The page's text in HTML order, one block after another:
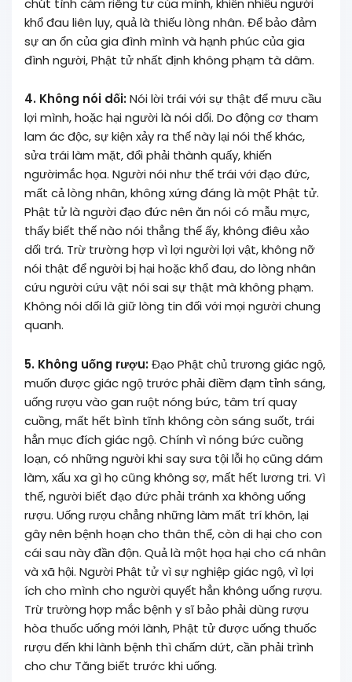
chút tình cảm riêng tư của mình, khiến nhiều người
khổ đau liên lụy, quả là thiếu lòng nhân. Để bảo đảm
sự an ổn của gia đình mình và hạnh phúc của gia
đình người, Phật tử nhất định không phạm tà dâm.
4. Không nói dối:Nói lời trái với sự thật để mưu cầu
lợi mình, hoặc hại người là nói dối. Do động cơ tham
lam ác độc, sự kiện xảy ra thế này lại nói thế khác,
sửa trái làm mặt, đổi phải thành quấy, khiến
ngườimắc họa. Người nói như thế trái với đạo đức,
mất cả lòng nhân, không xứng đáng là một Phật tử.
Phật tử là người đạo đức nên ăn nói có mẫu mực,
thấy biết thế nào nói thẳng thế ấy, không điêu xảo
dối trá. Trừ trường hợp vì lợi người lợi vật, không nỡ
nói thật để người bị hại hoặc khổ đau, do lòng nhân
cứu người cứu vật nói sai sự thật mà không phạm.
Không nói dối là giữ lòng tin đối với mọi người chung
quanh.
5. Không uống rượu:Đạo Phật chủ trương giác ngộ,
muốn được giác ngộ trước phải điềm đạm tỉnh sáng,
uống rượu vào gan ruột nóng bức, tâm trí quay
cuồng, mất hết bình tĩnh không còn sáng suốt, trái
hẳn mục đích giác ngộ. Chính vì nóng bức cuồng
loạn, có những người khi say sưa tội lỗi họ cũng dám
làm, xấu xa gì họ cũng không sợ, mất hết lương tri. Vì
thế, người biết đạo đức phải tránh xa không uống
rượu. Uống rượu chẳng những làm mất trí khôn, lại
gây nên bệnh hoạn cho thân thể, còn di hại cho con
cái sau này đần độn. Quả là một họa hại cho cá nhân
và xã hội. Người Phật tử vì sự nghiệp giác ngộ, vì lợi
ích cho mình cho người quyết hẳn không uống rượu.
Trừ trường hợp mắc bệnh y sĩ bảo phải dùng rượu
hòa thuốc uống mới lành, Phật tử được uống thuốc
rượu đến khi lành bệnh thì chấm dứt, cần phải trình
cho chư Tăng biết trước khi uống.